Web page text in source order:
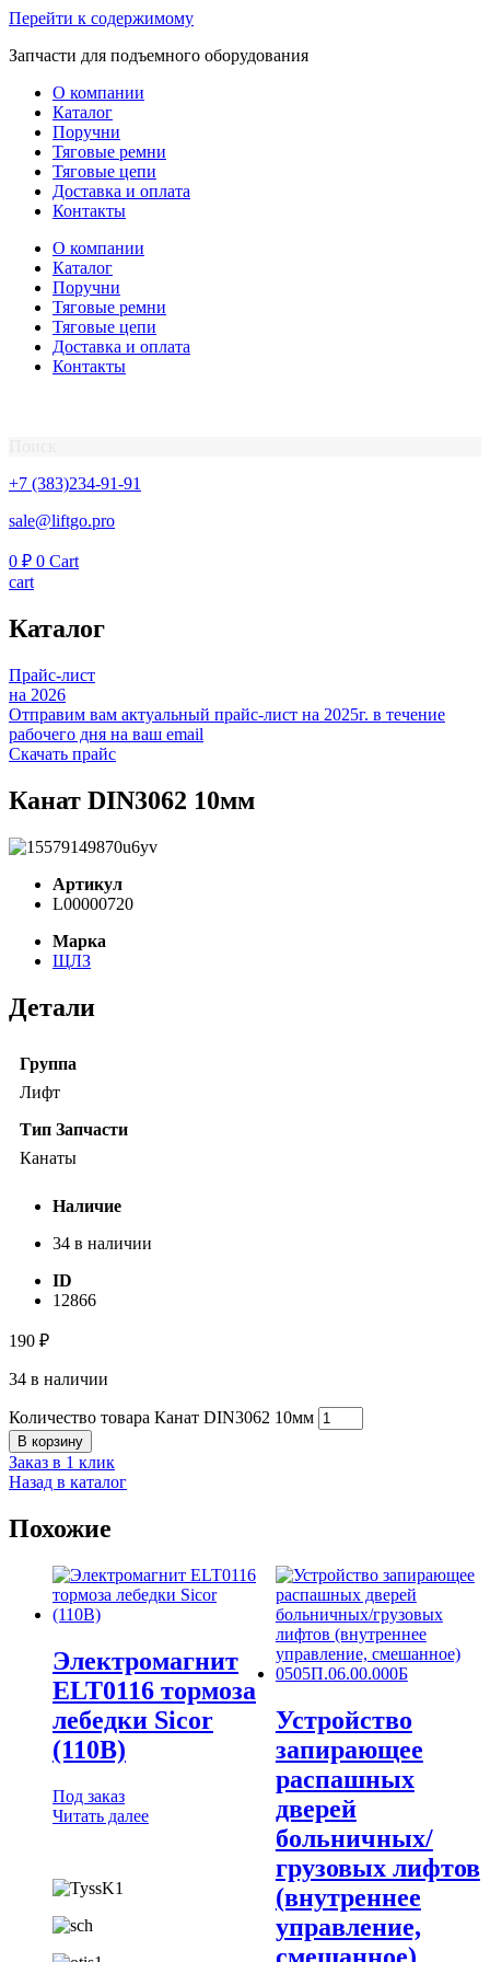
Перейти к содержимому
Запчасти для подъемного оборудования
О компании
Каталог
Поручни
Тяговые ремни
Тяговые цепи
Доставка и оплата
Контакты
О компании
Каталог
Поручни
Тяговые ремни
Тяговые цепи
Доставка и оплата
Контакты
+7 (383)234-91-91
sale@liftgo.pro
0 ₽ 0 Cart
cart
Каталог
Прайс-лист
на 2026
Отправим вам актуальный прайс-лист на 2025г. в течение
рабочего дня на ваш email
Скачать прайс
Канат DIN3062 10мм
Артикул
L00000720
Марка
ЩЛЗ
Детали
Группа
Лифт
Тип Запчасти
Канаты
Наличие
34 в наличии
ID
12866
190 ₽
34 в наличии
Количество товара Канат DIN3062 10мм
В корзину
Заказ в 1 клик
Назад в каталог
Похожие
Электромагнит
ELT0116 тормоза
лебедки Sicor
(110В)
Под заказ
Читать далее
Устройство
запирающее
распашных
дверей
больничных/
грузовых лифтов
(внутреннее
управление,